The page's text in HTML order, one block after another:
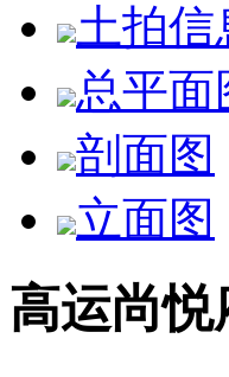
土拍信
总平面
剖面图
立面图
高运尚